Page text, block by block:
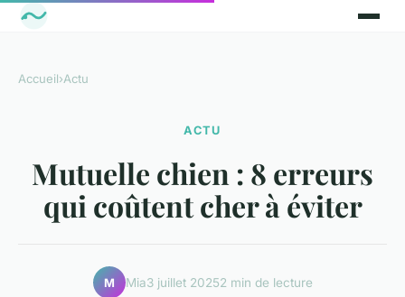
Accueil›Actu
ACTU
Mutuelle chien : 8 erreurs
qui coûtent cher à éviter
M Mia3 juillet 20252 min de lecture